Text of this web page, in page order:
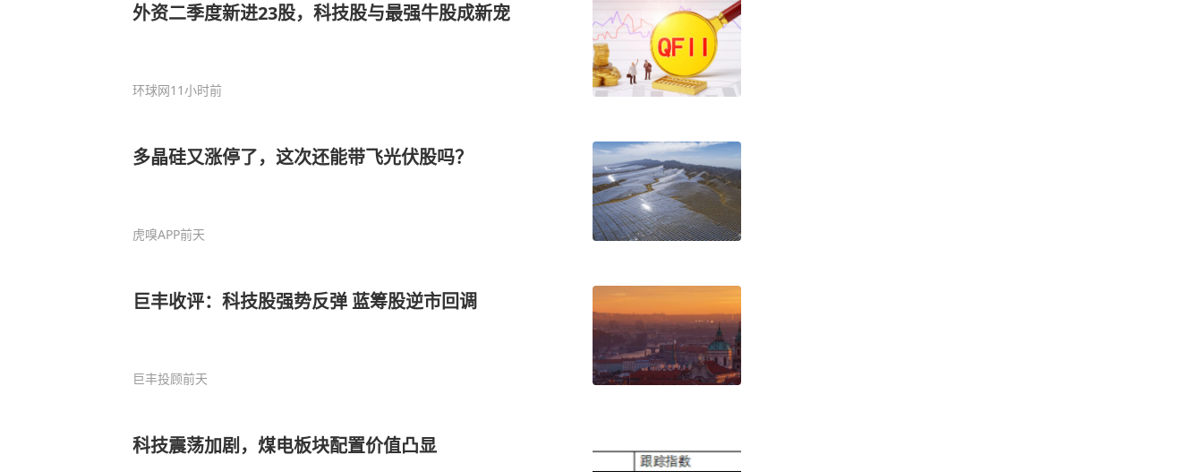
外资二季度新进23股，科技股与最强牛股成新宠
环球网11小时前
多晶硅又涨停了，这次还能带飞光伏股吗？
虎嗅APP前天
巨丰收评：科技股强势反弹 蓝筹股逆市回调
巨丰投顾前天
科技震荡加剧，煤电板块配置价值凸显